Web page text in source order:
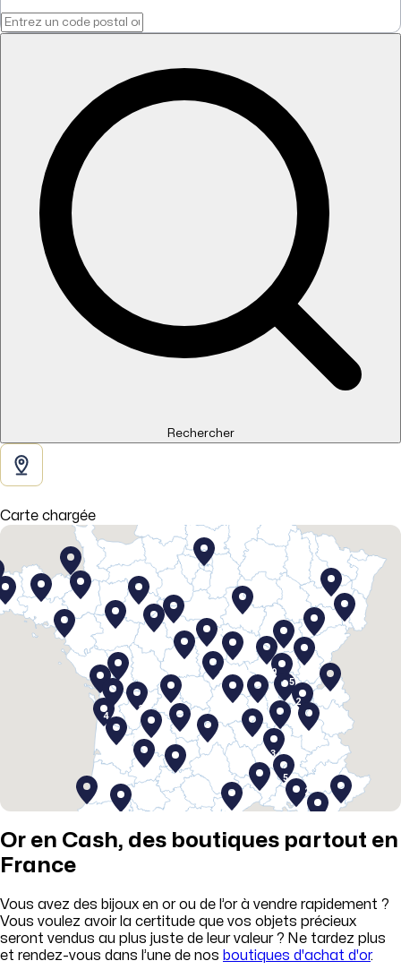
Rechercher
Carte chargée
2
5
5
9
2
3
2
4
3
5 2
2
2
2
Or en Cash, des boutiques partout en
France
Vous avez des bijoux en or ou de l’or à vendre rapidement ?
Vous voulez avoir la certitude que vos objets précieux
seront vendus au plus juste de leur valeur ? Ne tardez plus
et rendez-vous dans l’une de nos boutiques d'achat d'or.